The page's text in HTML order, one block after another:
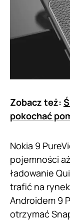
Zobacz też:
pokochać
Nokia 9
pojemności
ładowanie
trafić na
Androidem 9
otrzymać